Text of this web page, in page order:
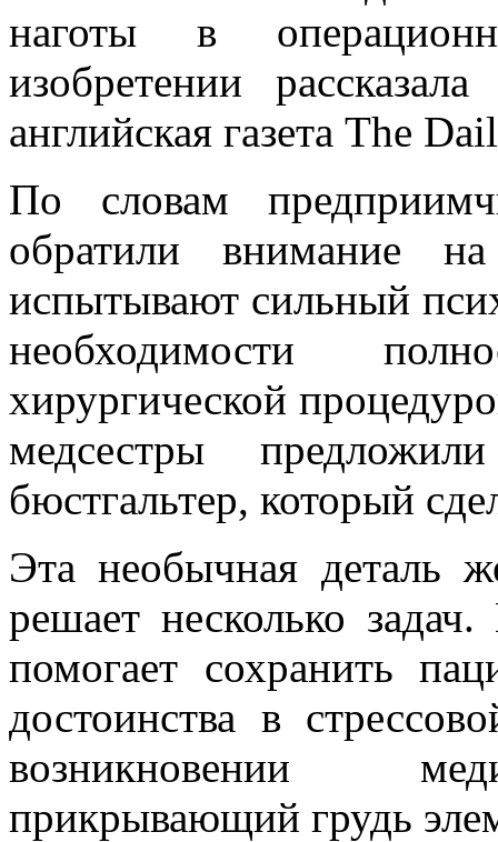
наготы в
изобретении
английская газета The
По словам
обратили внимание
испытывают сильный
необходимости
хирургической
медсестры
бюстгальтер, который
Эта необычная деталь
решает несколько
помогает сохранить
достоинства в
возникновении
прикрывающий грудь